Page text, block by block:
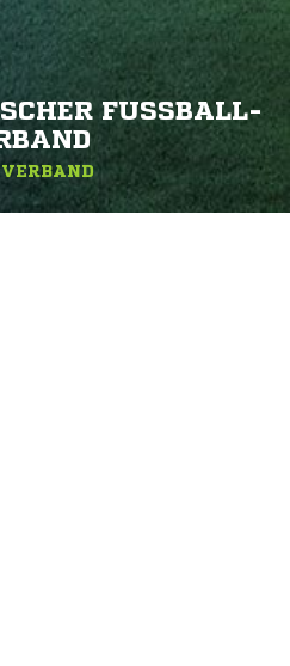
FUSSBALL-V